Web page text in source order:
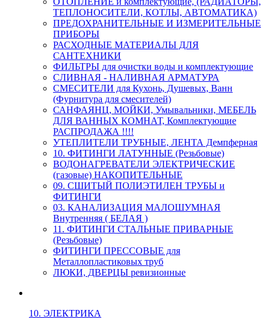
ТЕПЛОНОСИТЕЛИ, КОТЛЫ, АВТОМАТИКА)
ПРЕДОХРАНИТЕЛЬНЫЕ И ИЗМЕРИТЕЛЬНЫЕ
ПРИБОРЫ
РАСХОДНЫЕ МАТЕРИАЛЫ ДЛЯ
САНТЕХНИКИ
ФИЛЬТРЫ для очистки воды и комплектующие
СЛИВНАЯ - НАЛИВНАЯ АРМАТУРА
СМЕСИТЕЛИ для Кухонь, Душевых, Ванн
(Фурнитура для смесителей)
САНФАЯНЦ, МОЙКИ, Умывальники, МЕБЕЛЬ
ДЛЯ ВАННЫХ КОМНАТ, Комплектующие
РАСПРОДАЖА !!!!
УТЕПЛИТЕЛИ ТРУБНЫЕ, ЛЕНТА Демпферная
10. ФИТИНГИ ЛАТУННЫЕ (Резьбовые)
ВОДОНАГРЕВАТЕЛИ ЭЛЕКТРИЧЕСКИЕ
(газовые) НАКОПИТЕЛЬНЫЕ
09. СШИТЫЙ ПОЛИЭТИЛЕН ТРУБЫ и
ФИТИНГИ
03. КАНАЛИЗАЦИЯ МАЛОШУМНАЯ
Внутренняя ( БЕЛАЯ )
11. ФИТИНГИ СТАЛЬНЫЕ ПРИВАРНЫЕ
(Резьбовые)
ФИТИНГИ ПРЕССОВЫЕ для
Металлопластиковых труб
ЛЮКИ, ДВЕРЦЫ ревизионные
10. ЭЛЕКТРИКА